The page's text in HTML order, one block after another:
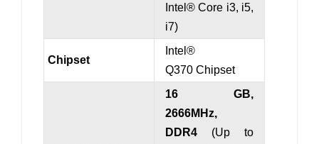
Intel® Core i3, i5,
i7)
Chipset
Intel®
Q370 Chipset
16 GB,
2666MHz,
DDR4
(Up to